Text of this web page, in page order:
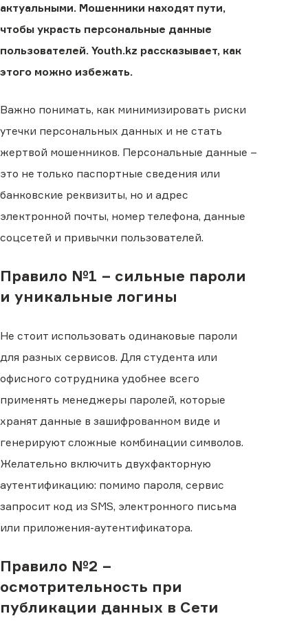
актуальными. Мошенники находят пути,
чтобы украсть персональные данные
пользователей. Youth.kz рассказывает, как
этого можно избежать.
Важно понимать, как минимизировать риски
утечки персональных данных и не стать
жертвой мошенников. Персональные данные −
это не только паспортные сведения или
банковские реквизиты, но и адрес
электронной почты, номер телефона, данные
соцсетей и привычки пользователей.
Правило №1 − сильные пароли
и уникальные логины
Не стоит использовать одинаковые пароли
для разных сервисов. Для студента или
офисного сотрудника удобнее всего
применять менеджеры паролей, которые
хранят данные в зашифрованном виде и
генерируют сложные комбинации символов.
Желательно включить двухфакторную
аутентификацию: помимо пароля, сервис
запросит код из SMS, электронного письма
или приложения-аутентификатора.
Правило №2 −
осмотрительность при
публикации данных в Сети